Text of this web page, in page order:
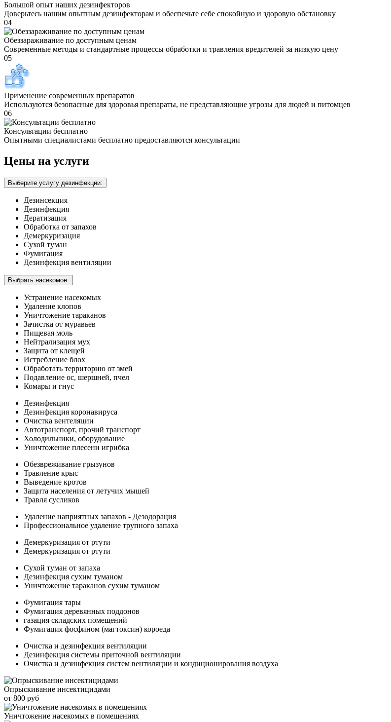
Большой опыт наших дезинфекторов
Доверьтесь нашим опытным дезинфекторам и обеспечьте себе спокойную и здоровую обстановку
04
Обеззараживание по доступным ценам
Современные методы и стандартные процессы обработки и травления вредителей за низкую цену
05
Применение современных препаратов
Используются безопасные для здоровья препараты, не представляющие угрозы для людей и питомцев
06
Консультации бесплатно
Опытными специалистами бесплатно предоставляются консультации
Цены на услуги
Выберите услугу дезинфекции:
Дезинсекция
Дезинфекция
Дератизация
Обработка от запахов
Демеркуризация
Сухой туман
Фумигация
Дезинфекция вентиляции
Выбрать насекомое:
Устранение насекомых
Удаление клопов
Уничтожение тараканов
Зачистка от муравьев
Пищевая моль
Нейтрализация мух
Защита от клещей
Истребление блох
Обработать территорию от змей
Подавление ос, шершней, пчел
Комары и гнус
Дезинфекция
Дезинфекция коронавируса
Очистка вентеляции
Автотранспорт, прочий транспорт
Холодильники, оборудование
Уничтожение плесени игрибка
Обезвреживание грызунов
Травление крыс
Выведение кротов
Защита населения от летучих мышей
Травля сусликов
Удаление наприятных запахов - Дезодорация
Профессиональное удаление трупного запаха
Демеркуризация от ртути
Демеркуризация от ртути
Сухой туман от запаха
Дезинфекция сухим туманом
Уничтожение тараканов сухим туманом
Фумигация тары
Фумигация деревянных поддонов
газация складских помещений
Фумигация фосфином (магтоксин) короеда
Очистка и дезинфекция вентиляции
Дезинфекция системы приточной вентиляции
Очистка и дезинфекция систем вентиляции и кондиционирования воздуха
Опрыскивание инсектицидами
от 800 руб
Уничтожение насекомых в помещениях